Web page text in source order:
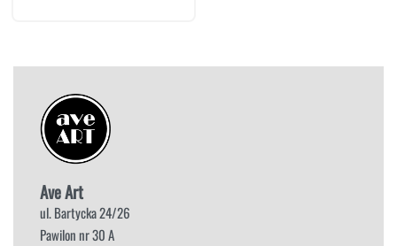
Ave Art
ul. Bartycka 24/26
Pawilon nr 30 A